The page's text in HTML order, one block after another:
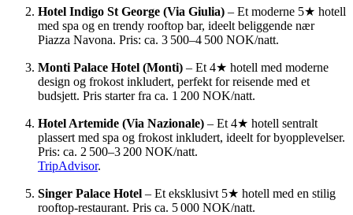
Hotel Indigo St George (Via Giulia) – Et moderne 5★ hotell
med spa og en trendy rooftop bar, ideelt beliggende nær
Piazza Navona. Pris: ca. 3 500–4 500 NOK/natt.
Monti Palace Hotel (Monti) – Et 4★ hotell med moderne
design og frokost inkludert, perfekt for reisende med et
budsjett. Pris starter fra ca. 1 200 NOK/natt.
Hotel Artemide (Via Nazionale) – Et 4★ hotell sentralt
plassert med spa og frokost inkludert, ideelt for byopplevelser.
Pris: ca. 2 500–3 200 NOK/natt.
TripAdvisor.
Singer Palace Hotel – Et eksklusivt 5★ hotell med en stilig
rooftop-restaurant. Pris ca. 5 000 NOK/natt.